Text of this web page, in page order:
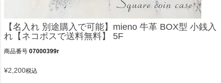
【名入れ 別途購入で可能】mieno 牛革 BOX型 小銭入
れ【ネコポスで送料無料】 5F
商品番号 07000399r
¥2,200税込